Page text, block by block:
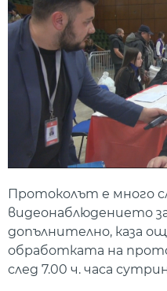
Протоколът е много
видеонаблюдението
допълнително, каза
обработката на
след 7.00 ч. часа